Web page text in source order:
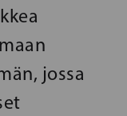
jossa